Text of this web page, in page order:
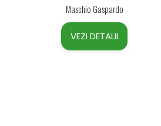
Maschio Gaspardo
VEZI DETALII